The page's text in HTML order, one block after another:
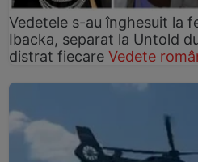
Vedetele s-au înghesuit la
Ibacka, separat la Untold
distrat fiecare Vedete